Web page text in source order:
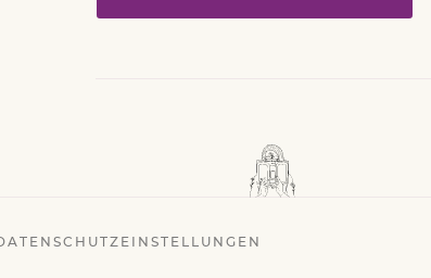
DATENSCHUTZEINSTELLUNGEN